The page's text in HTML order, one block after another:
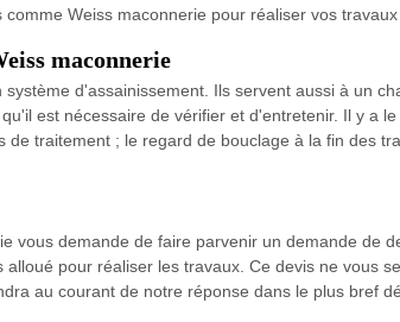
Weiss maconnerie pour réaliser vos
maconnerie
d'assainissement. Ils servent aussi à un
est nécessaire de vérifier et d'entretenir. Il y a
traitement ; le regard de bouclage à la fin des
vous demande de faire parvenir un demande de
pour réaliser les travaux. Ce devis ne vous
au courant de notre réponse dans le plus bref